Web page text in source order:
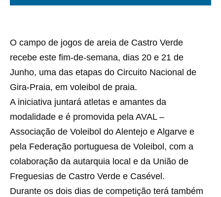
O campo de jogos de areia de Castro Verde
recebe este fim-de-semana, dias 20 e 21 de
Junho, uma das etapas do Circuito Nacional de
Gira-Praia, em voleibol de praia.
A iniciativa juntará atletas e amantes da
modalidade e é promovida pela AVAL –
Associação de Voleibol do Alentejo e Algarve e
pela Federação portuguesa de Voleibol, com a
colaboração da autarquia local e da União de
Freguesias de Castro Verde e Casével.
Durante os dois dias de competição terá também